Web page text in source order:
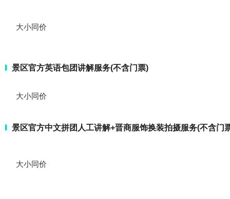
大小同价
景区官方英语包团讲解服务(不含门票)
大小同价
景区官方中文拼团人工讲解+晋商服饰换装拍摄服务(不含门
大小同价